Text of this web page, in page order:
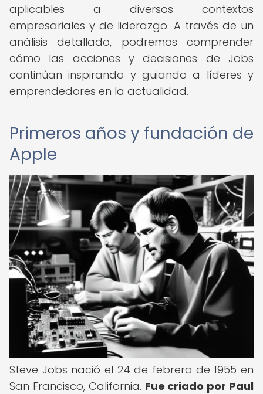
aplicables a diversos contextos
empresariales y de liderazgo. A través de un
análisis detallado, podremos comprender
cómo las acciones y decisiones de Jobs
continúan inspirando y guiando a líderes y
emprendedores en la actualidad.
Primeros años y fundación de
Apple
Steve Jobs nació el 24 de febrero de 1955 en
San Francisco, California. Fue criado por Paul